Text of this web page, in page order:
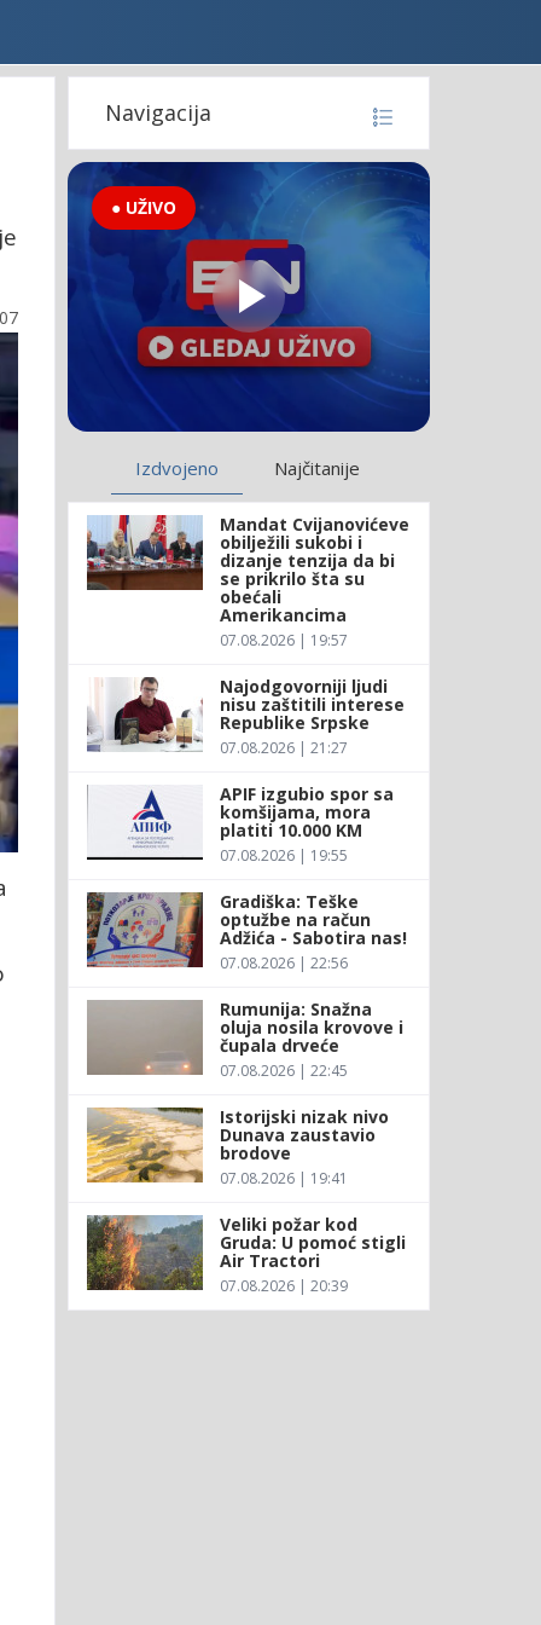
Navigacija
● UŽIVO
Izdvojeno Najčitanije
Mandat Cvijanovićeve
obilježili sukobi i
dizanje tenzija da bi
se prikrilo šta su
obećali
Amerikancima
07.08.2026 | 19:57
Najodgovorniji ljudi
nisu zaštitili interese
Republike Srpske
07.08.2026 | 21:27
APIF izgubio spor sa
komšijama, mora
platiti 10.000 KM
07.08.2026 | 19:55
Gradiška: Teške
optužbe na račun
Adžića - Sabotira nas!
07.08.2026 | 22:56
Rumunija: Snažna
oluja nosila krovove i
čupala drveće
07.08.2026 | 22:45
Istorijski nizak nivo
Dunava zaustavio
brodove
07.08.2026 | 19:41
Veliki požar kod
Gruda: U pomoć stigli
Air Tractori
07.08.2026 | 20:39